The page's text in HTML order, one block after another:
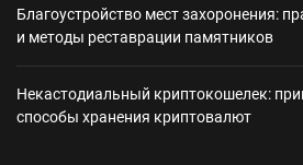
Благоустройство мест захоронения:
и методы реставрации памятников
Некастодиальный криптокошелек:
способы хранения криптовалют